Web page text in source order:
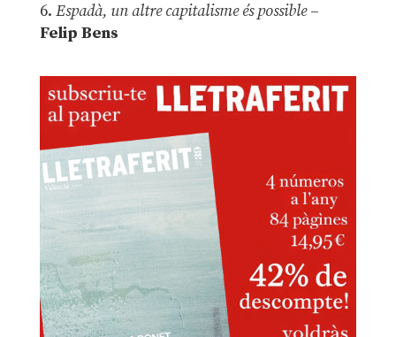
6. Espadà, un altre capitalisme és possible –
Felip Bens